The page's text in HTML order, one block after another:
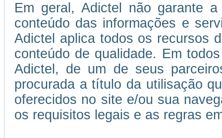
Em geral, Adictel não garante
conteúdo das informações e
Adictel aplica todos os recursos
conteúdo de qualidade. Em
Adictel, de um de seus
procurada a título da utilisação
oferecidos no site e/ou sua
os requisitos legais e as regras